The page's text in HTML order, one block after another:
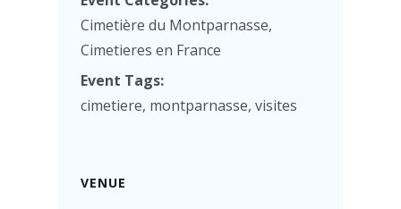
Cimetière du Montparnasse,
Cimetieres en France
Event Tags:
cimetiere, montparnasse, visites
VENUE